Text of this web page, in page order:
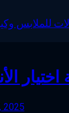
2025